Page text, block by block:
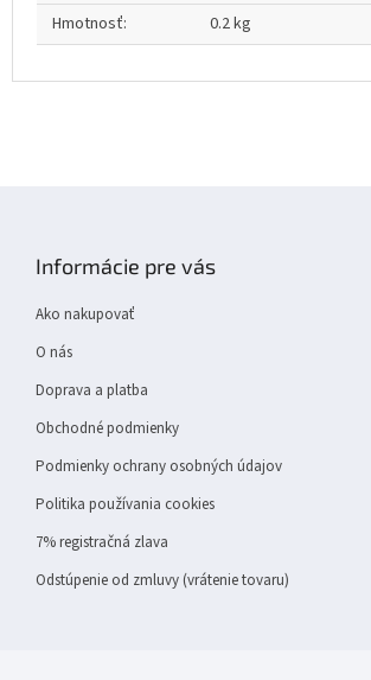
Hmotnosť: 0.2 kg
Informácie pre vás
Ako nakupovať
O nás
Doprava a platba
Obchodné podmienky
Podmienky ochrany osobných údajov
Politika používania cookies
7% registračná zlava
Odstúpenie od zmluvy (vrátenie tovaru)